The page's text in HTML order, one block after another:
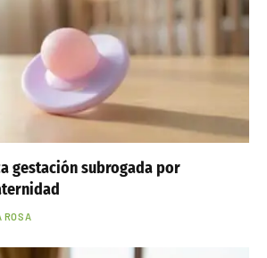
gestación subrogada por
ROSA